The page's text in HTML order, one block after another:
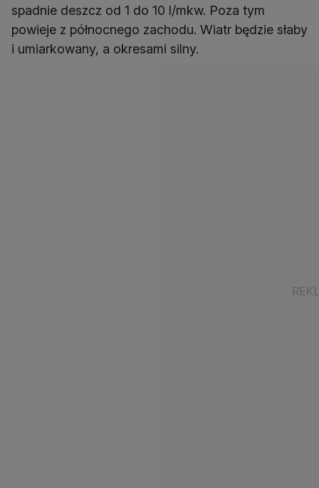
spadnie deszcz od 1 do 10 l/mkw. Poza tym
powieje z północnego zachodu. Wiatr będzie słaby
i umiarkowany, a okresami silny.